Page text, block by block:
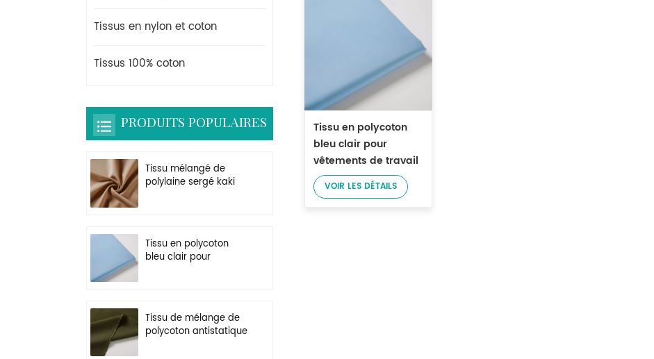
Tissu en polycoton
bleu clair pour
vêtements de travail
légers
VOIR LES DÉTAILS
Tissus en nylon et coton
Tissus 100% coton
PRODUITS POPULAIRES
Tissu mélangé de
polylaine sergé kaki
Tissu en polycoton
bleu clair pour
Tissu de mélange de
polycoton antistatique